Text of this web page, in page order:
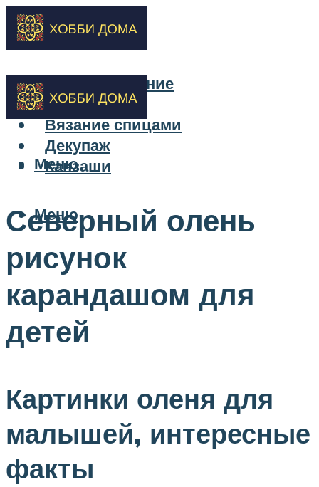
Бисероплетение
Вышивка
Вязание спицами
Декупаж
Канзаши
Меню
Меню
Северный олень
рисунок
карандашом для
детей
Картинки оленя для
малышей, интересные
факты